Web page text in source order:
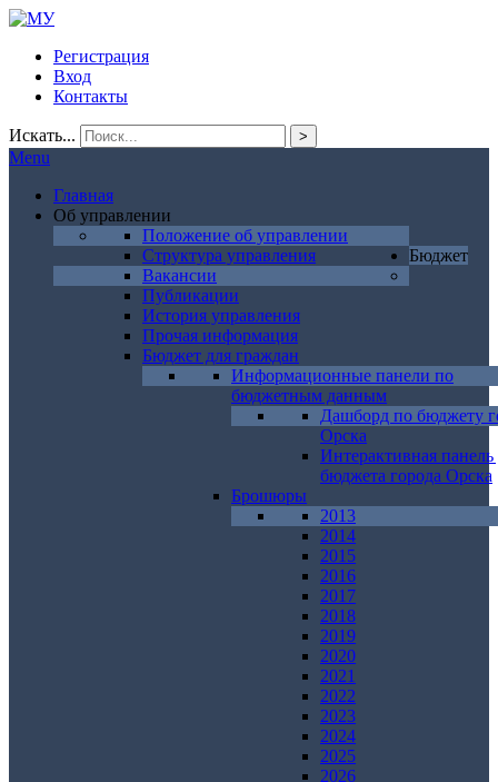
Регистрация
Вход
Контакты
Искать... >
Menu
Главная
Об управлении
Положение об управлении
Структура управления
Вакансии
Публикации
История управления
Прочая информация
Бюджет
Бюджет для граждан
Информационные панели по
бюджетным данным
Дашборд по бюджету
Орска
Интерактивная панель
бюджета города Орска
Брошюры
2013
2014
2015
2016
2017
2018
2019
2020
2021
2022
2023
2024
2025
2026